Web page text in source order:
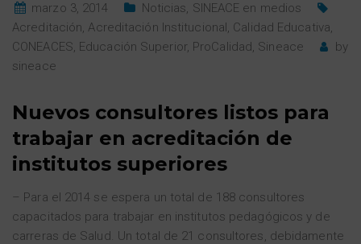
marzo 3, 2014 Noticias, SINEACE en medios
Acreditación, Acreditación Institucional, Calidad Educativa,
CONEACES, Educación Superior, ProCalidad, Sineace
by
sineace
Nuevos consultores listos para
trabajar en acreditación de
institutos superiores
– Para el 2014 se espera un total de 188 consultores
capacitados para trabajar en institutos pedagógicos y de
carreras de Salud. Un total de 21 consultores, debidamente